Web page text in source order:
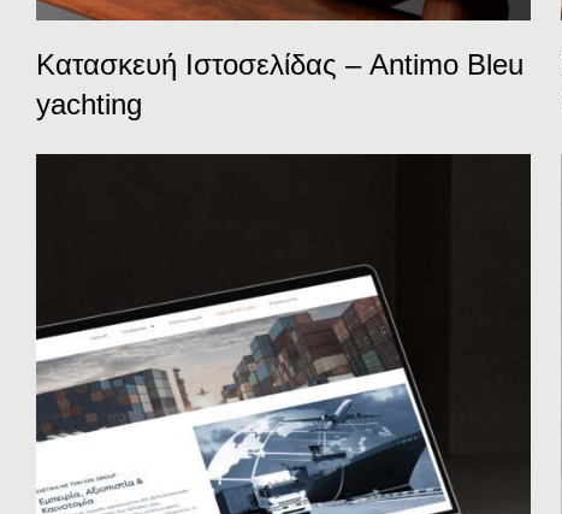
Κατασκευή Ιστοσελίδας – Antimo Bleu
yachting